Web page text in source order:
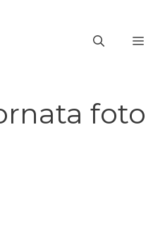
foto